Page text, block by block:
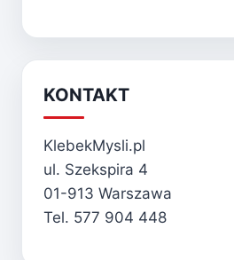
KONTAKT
KlebekMysli.pl
ul. Szekspira 4
01-913 Warszawa
Tel. 577 904 448